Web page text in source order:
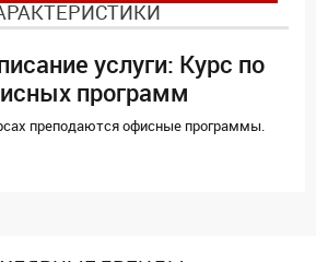
услуги: Курс по
программ
преподаются офисные программы.